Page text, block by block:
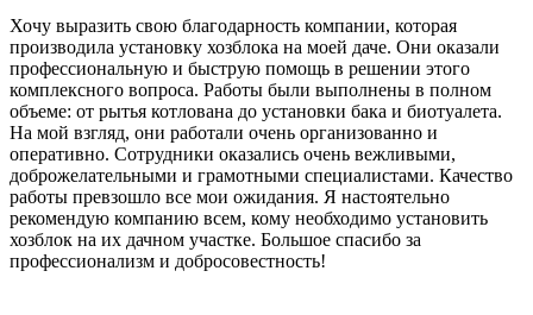
Хочу выразить свою благодарность компании, которая
производила установку хозблока на моей даче. Они оказали
профессиональную и быструю помощь в решении этого
комплексного вопроса. Работы были выполнены в полном
объеме: от рытья котлована до установки бака и биотуалета.
На мой взгляд, они работали очень организованно и
оперативно. Сотрудники оказались очень вежливыми,
доброжелательными и грамотными специалистами. Качество
работы превзошло все мои ожидания. Я настоятельно
рекомендую компанию всем, кому необходимо установить
хозблок на их дачном участке. Большое спасибо за
профессионализм и добросовестность!